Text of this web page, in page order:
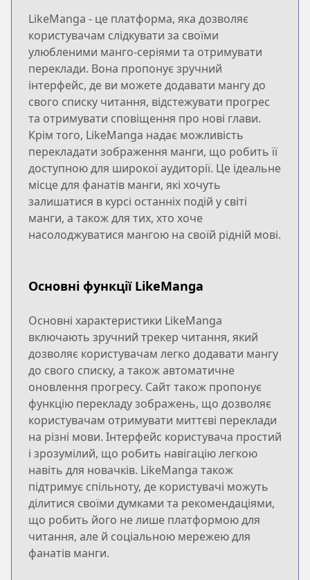
LikeManga - це платформа, яка дозволяє
користувачам слідкувати за своїми
улюбленими манго-серіями та отримувати
переклади. Вона пропонує зручний
інтерфейс, де ви можете додавати мангу до
свого списку читання, відстежувати прогрес
та отримувати сповіщення про нові глави.
Крім того, LikeManga надає можливість
перекладати зображення манги, що робить її
доступною для широкої аудиторії. Це ідеальне
місце для фанатів манги, які хочуть
залишатися в курсі останніх подій у світі
манги, а також для тих, хто хоче
насолоджуватися мангою на своїй рідній мові.
Основні функції LikeManga
Основні характеристики LikeManga
включають зручний трекер читання, який
дозволяє користувачам легко додавати мангу
до свого списку, а також автоматичне
оновлення прогресу. Сайт також пропонує
функцію перекладу зображень, що дозволяє
користувачам отримувати миттєві переклади
на різні мови. Інтерфейс користувача простий
і зрозумілий, що робить навігацію легкою
навіть для новачків. LikeManga також
підтримує спільноту, де користувачі можуть
ділитися своїми думками та рекомендаціями,
що робить його не лише платформою для
читання, але й соціальною мережею для
фанатів манги.